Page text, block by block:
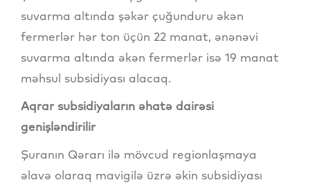
suvarma altında şəkər çuğunduru əkən
fermerlər hər ton üçün 22 manat, ənənəvi
suvarma altında əkən fermerlər isə 19 manat
məhsul subsidiyası alacaq.
Aqrar subsidiyaların əhatə dairəsi
genişləndirilir
Şuranın Qərarı ilə mövcud regionlaşmaya
əlavə olaraq mavigilə üzrə əkin subsidiyası